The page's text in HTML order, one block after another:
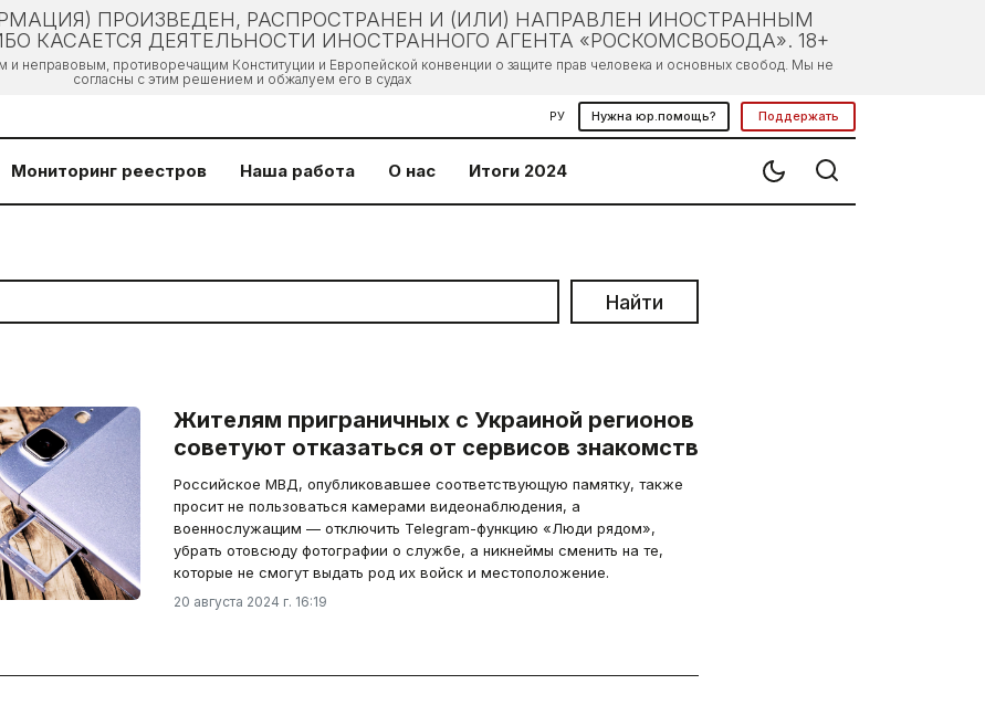
ПРОИЗВЕДЕН, РАСПРОСТРАНЕН И (ИЛИ) НАПРАВЛЕН ИНОСТРАННЫМ
КАСАЕТСЯ ДЕЯТЕЛЬНОСТИ ИНОСТРАННОГО АГЕНТА «РОСКОМСВОБОДА». 18+
и неправовым, противоречащим Конституции и Европейской конвенции о защите прав человека и основных свобод. Мы не
согласны с этим решением и обжалуем его в судах
РУ Нужна юр.помощь? Поддержать
Мониторинг реестров Наша работа О нас Итоги 2024
Найти
Жителям приграничных с Украиной регионов
советуют отказаться от сервисов знакомств
Российское МВД, опубликовавшее соответствующую памятку, также
просит не пользоваться камерами видеонаблюдения, а
военнослужащим — отключить Telegram-функцию «Люди рядом»,
убрать отовсюду фотографии о службе, а никнеймы сменить на те,
которые не смогут выдать род их войск и местоположение.
20 августа 2024 г. 16:19